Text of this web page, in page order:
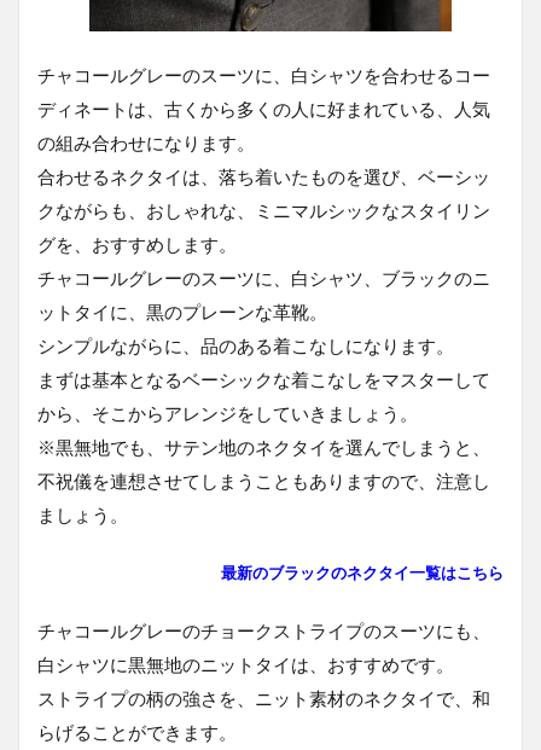
チャコールグレーのスーツに、白シャツを合わせるコー
ディネートは、古くから多くの人に好まれている、人気
の組み合わせになります。
合わせるネクタイは、落ち着いたものを選び、ベーシッ
クながらも、おしゃれな、ミニマルシックなスタイリン
グを、おすすめします。
チャコールグレーのスーツに、白シャツ、ブラックのニ
ットタイに、黒のプレーンな革靴。
シンプルながらに、品のある着こなしになります。
まずは基本となるベーシックな着こなしをマスターして
から、そこからアレンジをしていきましょう。
※黒無地でも、サテン地のネクタイを選んでしまうと、
不祝儀を連想させてしまうこともありますので、注意し
ましょう。
最新のブラックのネクタイ一覧はこちら
チャコールグレーのチョークストライプのスーツにも、
白シャツに黒無地のニットタイは、おすすめです。
ストライプの柄の強さを、ニット素材のネクタイで、和
らげることができます。